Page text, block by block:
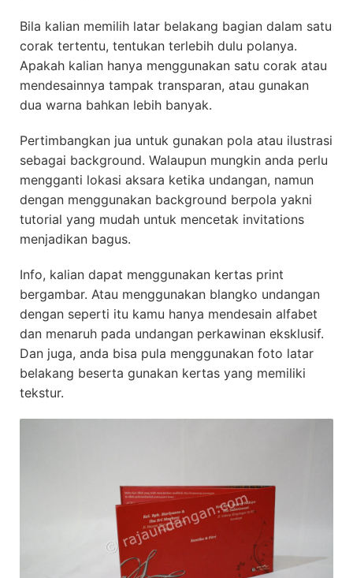
Bila kalian memilih latar belakang bagian dalam satu
corak tertentu, tentukan terlebih dulu polanya.
Apakah kalian hanya menggunakan satu corak atau
mendesainnya tampak transparan, atau gunakan
dua warna bahkan lebih banyak.
Pertimbangkan jua untuk gunakan pola atau ilustrasi
sebagai background. Walaupun mungkin anda perlu
mengganti lokasi aksara ketika undangan, namun
dengan menggunakan background berpola yakni
tutorial yang mudah untuk mencetak invitations
menjadikan bagus.
Info, kalian dapat menggunakan kertas print
bergambar. Atau menggunakan blangko undangan
dengan seperti itu kamu hanya mendesain alfabet
dan menaruh pada undangan perkawinan eksklusif.
Dan juga, anda bisa pula menggunakan foto latar
belakang beserta gunakan kertas yang memiliki
tekstur.